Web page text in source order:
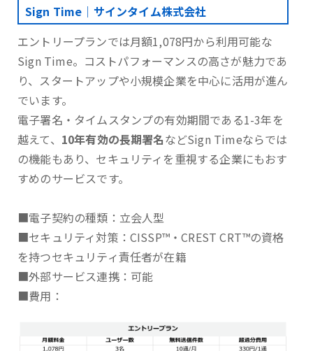
Sign Time｜サインタイム株式会社
エントリープランでは月額1,078円から利用可能な
Sign Time。コストパフォーマンスの高さが魅力であ
り、スタートアップや小規模企業を中心に活用が進ん
でいます。
電子署名・タイムスタンプの有効期間である1-3年を
越えて、 10年有効の長期署名などSign Timeならでは
の機能もあり、セキュリティを重視する企業にもおす
すめのサービスです。
■電子契約の種類：立会人型
■セキュリティ対策：CISSP™・CREST CRT™の資格
を持つセキュリティ責任者が在籍
■外部サービス連携：可能
■費用：